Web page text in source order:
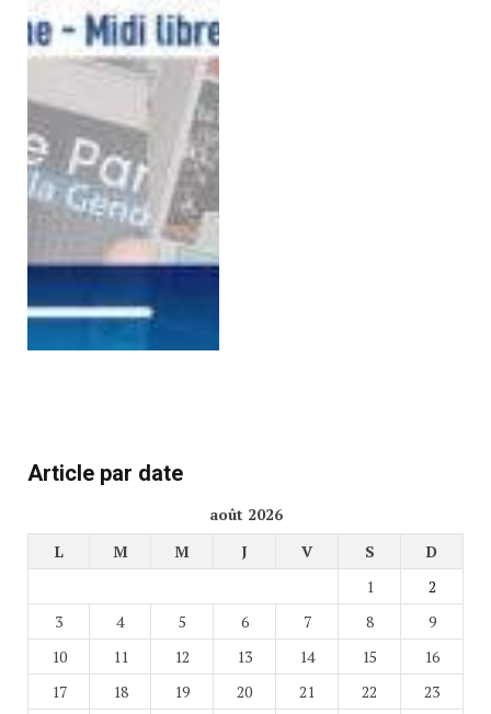
Article par date
août 2026
L
M M J V S
D
1
2
3
4 5 6 7 8
9
10
11 12 13 14 15
16
17
18 19 20 21 22
23